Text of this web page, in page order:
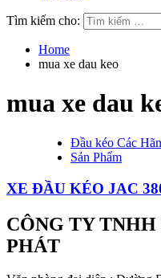
Tìm kiếm cho:
Home
mua xe dau keo
mua xe dau
Đầu kéo Các
Sản Phẩm
XE ĐẦU KÉO JAC
CÔNG TY
PHÁT